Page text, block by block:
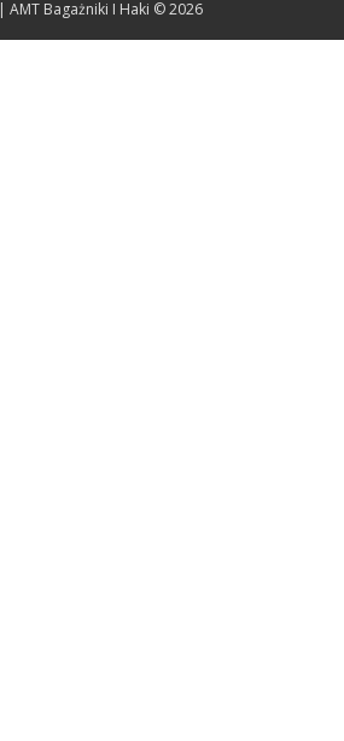
| AMT Bagażniki I Haki © 2026